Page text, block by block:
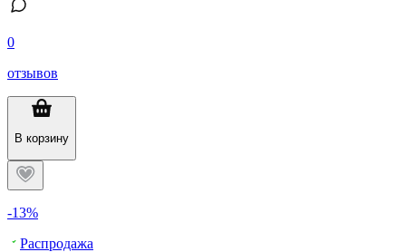
0
отзывов
В корзину
-13%
Распродажа